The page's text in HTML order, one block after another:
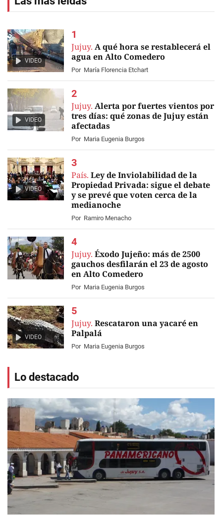
VIDEO
Jujuy. A qué hora se restablecerá el
agua en Alto Comedero
Por María Florencia Etchart
VIDEO
Jujuy. Alerta por fuertes vientos por
tres días: qué zonas de Jujuy están
afectadas
Por Maria Eugenia Burgos
VIDEO
País. Ley de Inviolabilidad de la
Propiedad Privada: sigue el debate
y se prevé que voten cerca de la
medianoche
Por Ramiro Menacho
Jujuy. Éxodo Jujeño: más de 2500
gauchos desfilarán el 23 de agosto
en Alto Comedero
Por Maria Eugenia Burgos
VIDEO
Jujuy. Rescataron una yacaré en
Palpalá
Por Maria Eugenia Burgos
Lo destacado